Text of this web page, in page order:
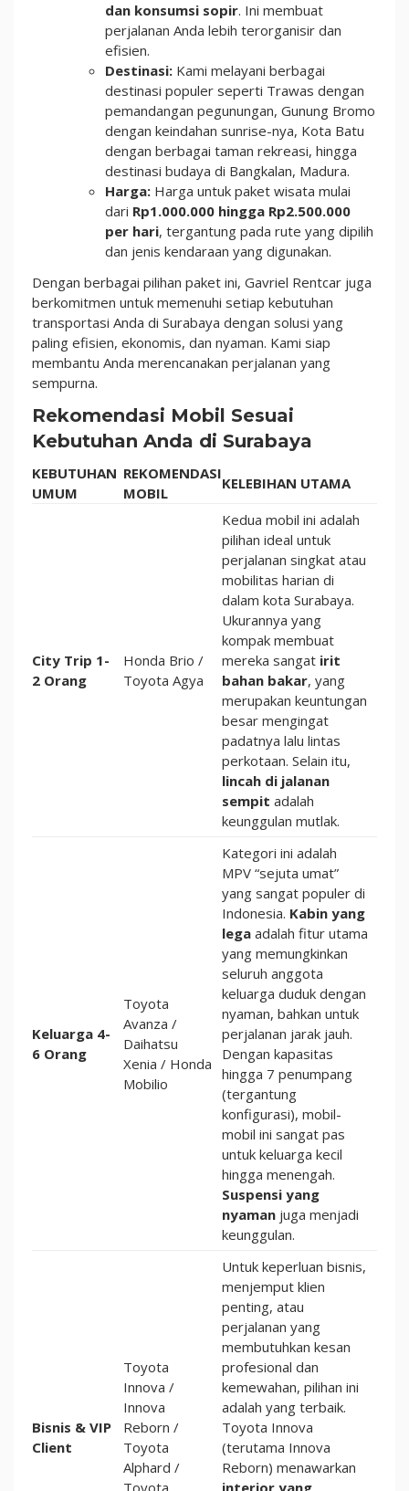
dan konsumsi sopir. Ini membuat
perjalanan Anda lebih terorganisir dan
efisien.
Destinasi: Kami melayani berbagai
destinasi populer seperti Trawas dengan
pemandangan pegunungan, Gunung Bromo
dengan keindahan sunrise-nya, Kota Batu
dengan berbagai taman rekreasi, hingga
destinasi budaya di Bangkalan, Madura.
Harga: Harga untuk paket wisata mulai
dari Rp1.000.000 hingga Rp2.500.000
per hari, tergantung pada rute yang dipilih
dan jenis kendaraan yang digunakan.
Dengan berbagai pilihan paket ini, Gavriel Rentcar juga
berkomitmen untuk memenuhi setiap kebutuhan
transportasi Anda di Surabaya dengan solusi yang
paling efisien, ekonomis, dan nyaman. Kami siap
membantu Anda merencanakan perjalanan yang
sempurna.
Rekomendasi Mobil Sesuai
Kebutuhan Anda di Surabaya
KEBUTUHAN
UMUM
REKOMENDASI
MOBIL
KELEBIHAN UTAMA
City Trip 1-
2 Orang
Honda Brio /
Toyota Agya
Kedua mobil ini adalah
pilihan ideal untuk
perjalanan singkat atau
mobilitas harian di
dalam kota Surabaya.
Ukurannya yang
kompak membuat
mereka sangat irit
bahan bakar, yang
merupakan keuntungan
besar mengingat
padatnya lalu lintas
perkotaan. Selain itu,
lincah di jalanan
sempit adalah
keunggulan mutlak.
Keluarga 4-
6 Orang
Toyota
Avanza /
Daihatsu
Xenia / Honda
Mobilio
Kategori ini adalah
MPV “sejuta umat”
yang sangat populer di
Indonesia. Kabin yang
lega adalah fitur utama
yang memungkinkan
seluruh anggota
keluarga duduk dengan
nyaman, bahkan untuk
perjalanan jarak jauh.
Dengan kapasitas
hingga 7 penumpang
(tergantung
konfigurasi), mobil-
mobil ini sangat pas
untuk keluarga kecil
hingga menengah.
Suspensi yang
nyaman juga menjadi
keunggulan.
Bisnis & VIP
Client
Toyota
Innova /
Innova
Reborn /
Toyota
Alphard /
Toyota
Untuk keperluan bisnis,
menjemput klien
penting, atau
perjalanan yang
membutuhkan kesan
profesional dan
kemewahan, pilihan ini
adalah yang terbaik.
Toyota Innova
(terutama Innova
Reborn) menawarkan
interior yang